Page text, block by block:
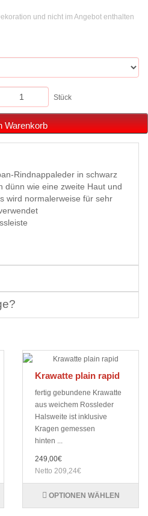
und nicht im Angebot enthalten
Stück
Warenkorb
Rindnappaleder in schwarz
dünn wie eine zweite Haut und
wird normalerweise für sehr
Krawatte plain rapid
fertig gebundene Krawatte
aus weichem Rossleder
Halsweite ist inklusive
Kragen gemessen
hinten ...
249,00€
Netto 209,24€
OPTIONEN WÄHLEN